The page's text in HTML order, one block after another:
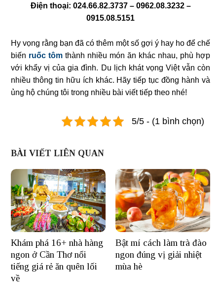
Điện thoại: 024.66.82.3737 – 0962.08.3232 –
0915.08.5151
Hy vọng rằng bạn đã có thêm một số gợi ý hay ho để chế
biến ruốc tôm thành nhiều món ăn khác nhau, phù hợp
với khẩy vị của gia đình. Du lịch khát vọng Việt vẫn còn
nhiều thông tin hữu ích khác. Hãy tiếp tục đồng hành và
ủng hộ chúng tôi trong nhiều bài viết tiếp theo nhé!
5/5 - (1 bình chọn)
BÀI VIẾT LIÊN QUAN
Khám phá 16+ nhà hàng
ngon ở Cần Thơ nổi
tiếng giá rẻ ăn quên lối
về
Bật mí cách làm trà đào
ngon đúng vị giải nhiệt
mùa hè